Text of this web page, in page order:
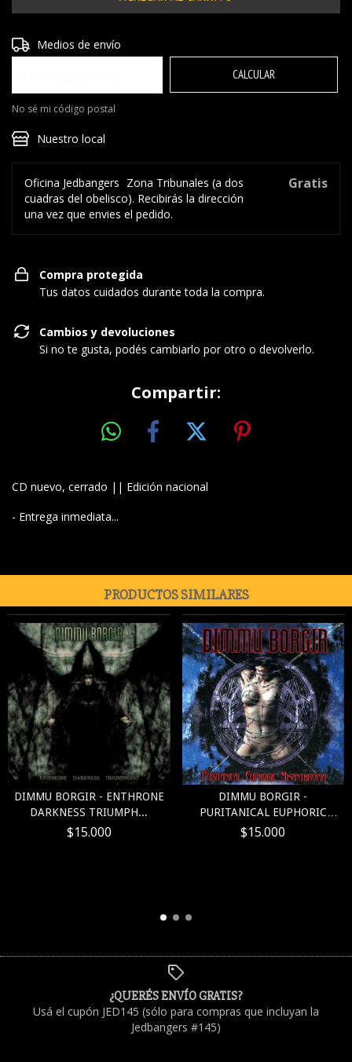
Entregas para el CP:
Medios de envío
CALCULAR
No sé mi código postal
Nuestro local
Oficina Jedbangers Zona Tribunales (a dos
cuadras del obelisco). Recibirás la dirección
una vez que envies el pedido.
Gratis
Compra protegida
Tus datos cuidados durante toda la compra.
Cambios y devoluciones
Si no te gusta, podés cambiarlo por otro o devolverlo.
Compartir:
CD nuevo, cerrado || Edición nacional
- Entrega inmediata...
PRODUCTOS SIMILARES
DIMMU BORGIR - ENTHRONE
DARKNESS TRIUMPH...
$15.000
DIMMU BORGIR -
PURITANICAL EUPHORIC
MISA...
$15.000
¿QUERÉS ENVÍO GRATIS?
Usá el cupón JED145 (sólo para compras que incluyan la
Jedbangers #145)